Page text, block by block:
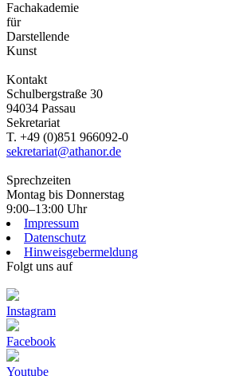
Fachakademie
für
Darstellende
Kunst
Kontakt
Schulbergstraße 30
94034 Passau
Sekretariat
T. +49 (0)851 966092-0
sekretariat@athanor.de
Sprechzeiten
Montag bis Donnerstag
9:00–13:00 Uhr
Impressum
Datenschutz
Hinweisgebermeldung
Folgt uns auf
Instagram
Facebook
Youtube